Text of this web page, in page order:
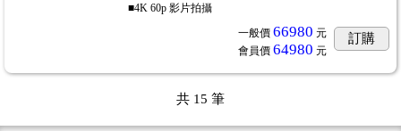
■4K 60p 影片拍攝
一般價 66980 元
會員價 64980 元
訂購
共 15 筆